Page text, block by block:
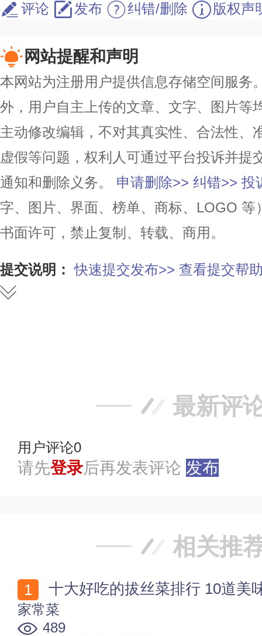
评论
发布 纠错/删除 版权声
网站提醒和声明
本网站为注册用户提供信息存储空间服务
外，用户自主上传的文章、文字、图片等
主动修改编辑，不对其真实性、合法性、
虚假等问题，权利人可通过平台投诉并提
通知和删除义务。
申请删除>> 纠错>> 投
字、图片、界面、榜单、商标、LOGO
书面许可，禁止复制、转载、商用。
提交说明： 快速提交发布>> 查看提交帮
最新评
用户评论0
请先登录后再发表评论 发布
相关推
十大好吃的拔丝菜排行 10道美
家常菜
489